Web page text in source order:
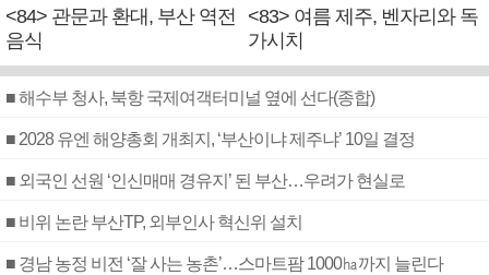
<84> 관문과 환대, 부산 역전
음식
<83> 여름 제주, 벤자리와 독
가시치
■ 해수부 청사, 북항 국제여객터미널 옆에 선다(종합)
■ 2028 유엔 해양총회 개최지, ‘부산이냐 제주냐’ 10일 결정
■ 외국인 선원 ‘인신매매 경유지’ 된 부산…우려가 현실로
■ 비위 논란 부산TP, 외부인사 혁신위 설치
■ 경남 농정 비전 ‘잘 사는 농촌’…스마트팜 1000㏊까지 늘린다